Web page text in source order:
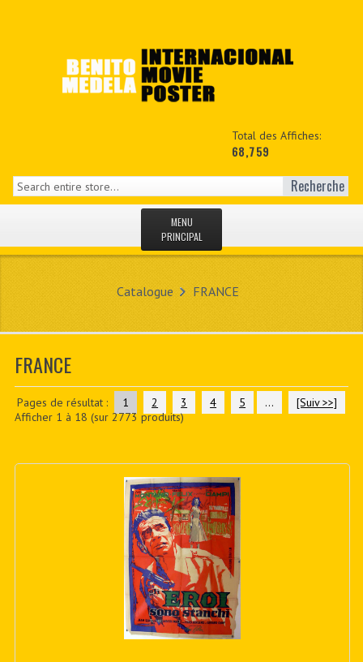
Total des Affiches:
68,759
Recherche
MENU
PRINCIPAL
MON COPTE
PDF BOOKS
Catalogue FRANCE
FRANCE
Pages de résultat : 1 2 3 4 5 ...
[Suiv >>]
Afficher 1 à 18 (sur 2773 produits)